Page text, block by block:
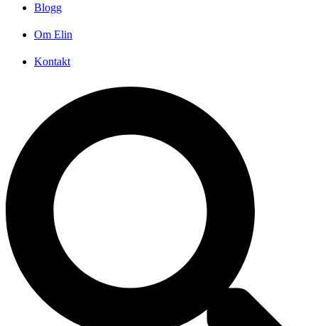
Blogg
Om Elin
Kontakt